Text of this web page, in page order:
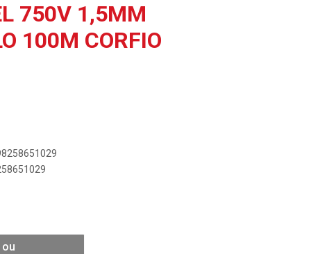
750V 1,5MM
100M CORFIO